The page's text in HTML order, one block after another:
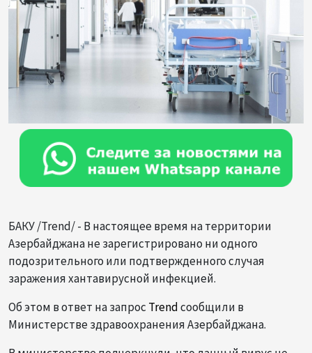
БАКУ /Trend/ - В настоящее время на территории
Азербайджана не зарегистрировано ни одного
подозрительного или подтвержденного случая
заражения хантавирусной инфекцией.
Об этом в ответ на запрос Trendсообщили в
Министерстве здравоохранения Азербайджана.